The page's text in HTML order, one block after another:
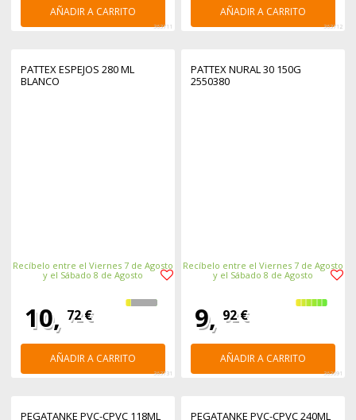
AÑADIR A CARRITO
363711
AÑADIR A CARRITO
363712
PATTEX ESPEJOS 280 ML
BLANCO
Recíbelo entre el Viernes 7 de Agosto
y el Sábado 8 de Agosto
10, 72 €
AÑADIR A CARRITO
363731
PATTEX NURAL 30 150G
2550380
Recíbelo entre el Viernes 7 de Agosto
y el Sábado 8 de Agosto
9, 92 €
AÑADIR A CARRITO
363691
PEGATANKE PVC-CPVC 118ML PEGATANKE PVC-CPVC 240ML